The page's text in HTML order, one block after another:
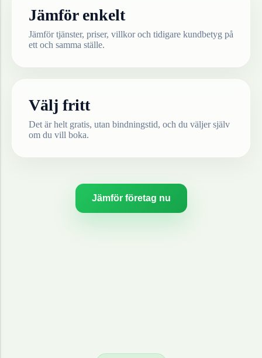
Jämför enkelt
Jämför tjänster, priser, villkor och tidigare kundbetyg på
ett och samma ställe.
Välj fritt
Det är helt gratis, utan bindningstid, och du väljer själv
om du vill boka.
Jämför företag nu